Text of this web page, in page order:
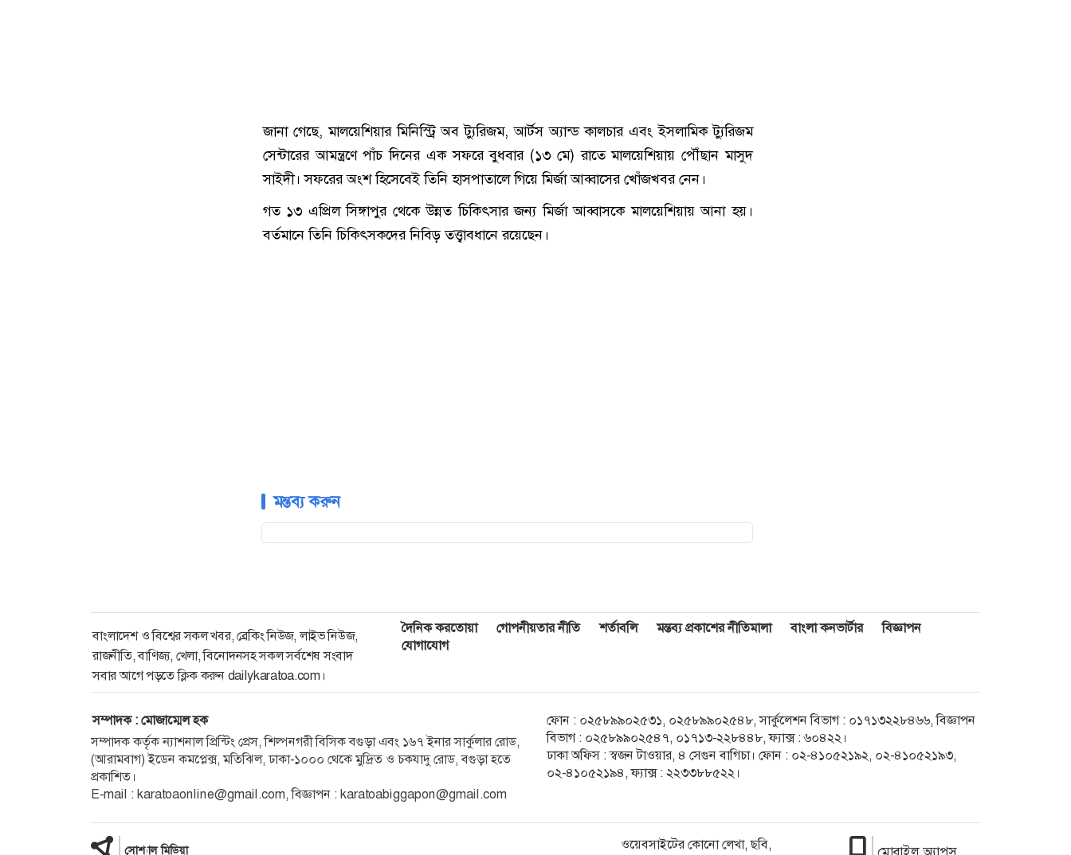
জানা গেছে, মালয়েশিয়ার মিনিস্ট্রি অব ট্যুরিজম, আর্টস অ্যান্ড কালচার এবং ইসলামিক ট্যুরিজম
সেন্টারের আমন্ত্রণে পাঁচ দিনের এক সফরে বুধবার (১৩ মে) রাতে মালয়েশিয়ায় পৌঁছান মাসুদ
সাইদী। সফরের অংশ হিসেবেই তিনি হাসপাতালে গিয়ে মির্জা আব্বাসের খোঁজখবর নেন।
গত ১৩ এপ্রিল সিঙ্গাপুর থেকে উন্নত চিকিৎসার জন্য মির্জা আব্বাসকে মালয়েশিয়ায় আনা হয়।
বর্তমানে তিনি চিকিৎসকদের নিবিড় তত্ত্বাবধানে রয়েছেন।
মন্তব্য করুন
বাংলাদেশ ও বিশ্বের সকল খবর, ব্রেকিং নিউজ, লাইভ নিউজ,
রাজনীতি, বাণিজ্য, খেলা, বিনোদনসহ সকল সর্বশেষ সংবাদ
সবার আগে পড়তে ক্লিক করুন dailykaratoa.com।
দৈনিক করতোয়া গোপনীয়তার নীতি শর্তাবলি মন্তব্য প্রকাশের নীতিমালা বাংলা কনভার্টার
বিজ্ঞাপন
যোগাযোগ
সম্পাদক : মোজাম্মেল হক
সম্পাদক কর্তৃক ন্যাশনাল প্রিন্টিং প্রেস, শিল্পনগরী বিসিক বগুড়া এবং ১৬৭ ইনার সার্কুলার রোড,
(আরামবাগ) ইডেন কমপ্লেক্স, মতিঝিল, ঢাকা-১০০০ থেকে মুদ্রিত ও চকযাদু রোড, বগুড়া হতে
প্রকাশিত।
E-mail : karatoaonline@gmail.com, বিজ্ঞাপন : karatoabiggapon@gmail.com
ফোন : ০২৫৮৯৯০২৫৩১, ০২৫৮৯৯০২৫৪৮, সার্কুলেশন বিভাগ : ০১৭১৩২২৮৪৬৬, বিজ্ঞাপন
বিভাগ : ০২৫৮৯৯০২৫৪৭, ০১৭১৩-২২৮৪৪৮, ফ্যাক্স : ৬০৪২২।
ঢাকা অফিস : স্বজন টাওয়ার, ৪ সেগুন বাগিচা। ফোন : ০২-৪১০৫২১৯২, ০২-৪১০৫২১৯৩,
০২-৪১০৫২১৯৪, ফ্যাক্স : ২২৩৩৮৮৫২২।
সোশ্যাল মিডিয়া
ওয়েবসাইটের কোনো লেখা, ছবি,